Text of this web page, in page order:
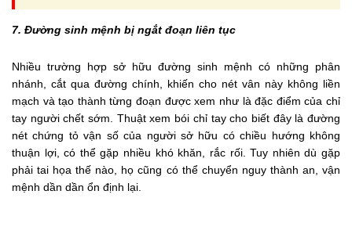
7. Đường sinh mệnh bị ngắt đoạn liên tục
Nhiều trường hợp sở hữu đường sinh mệnh có những phân
nhánh, cắt qua đường chính, khiến cho nét vân này không liền
mạch và tạo thành từng đoạn được xem như là đặc điểm của chỉ
tay người chết sớm. Thuật xem bói chỉ tay cho biết đây là đường
nét chứng tỏ vận số của người sở hữu có chiều hướng không
thuận lợi, có thể gặp nhiều khó khăn, rắc rối. Tuy nhiên dù gặp
phải tai họa thế nào, họ cũng có thể chuyển nguy thành an, vận
mệnh dần dần ổn định lại.